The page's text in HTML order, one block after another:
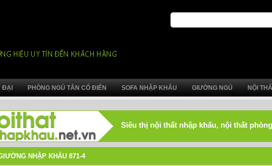
ĐẠI PHÒNG NGỦ TÂN CỔ ĐIỂN SOFA NHẬP KHẨU GIƯỜNG NGỦ NỘI
Siêu thị nội thất nhập khẩu, nội thất
NHẬP KHẨU 871-4